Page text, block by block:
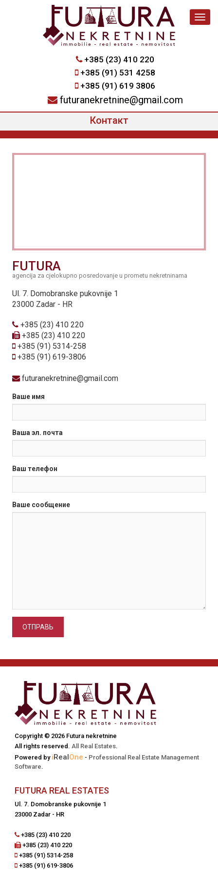
+385 (23) 410 220
+385 (91) 531 4258
+385 (91) 619 3806
futuranekretnine@gmail.com
Контакт
FUTURA
agencija za cjelokupno posredovanje u prometu nekretninama
Ul. 7. Domobranske pukovnije 1
23000 Zadar - HR
+385 (23) 410 220
+385 (23) 410 220
+385 (91) 5314-258
+385 (91) 619-3806
futuranekretnine@gmail.com
Ваше имя
Ваша эл. почта
Ваш телефон
Ваше сообщение
ОТПРАВЬ
Copyright © 2026 Futura nekretnine
All rights reserved. All Real Estates.
Powered by iReal One - Professional Real Estate Management
Software.
FUTURA REAL ESTATES
Ul. 7. Domobranske pukovnije 1
23000 Zadar - HR
+385 (23) 410 220
+385 (23) 410 220
+385 (91) 5314-258
+385 (91) 619-3806